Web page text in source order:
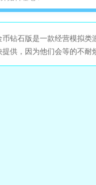
钻石版是一款经营模拟
供，因为他们会等的不耐